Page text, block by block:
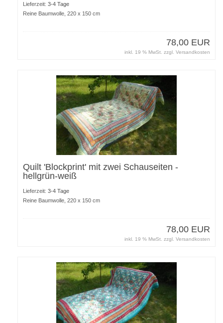
Lieferzeit: 3-4 Tage
Reine Baumwolle, 220 x 150 cm
78,00 EUR
inkl. 19 % MwSt. zzgl. Versandkosten
Quilt 'Blockprint' mit zwei Schauseiten -
hellgrün-weiß
Lieferzeit: 3-4 Tage
Reine Baumwolle, 220 x 150 cm
78,00 EUR
inkl. 19 % MwSt. zzgl. Versandkosten